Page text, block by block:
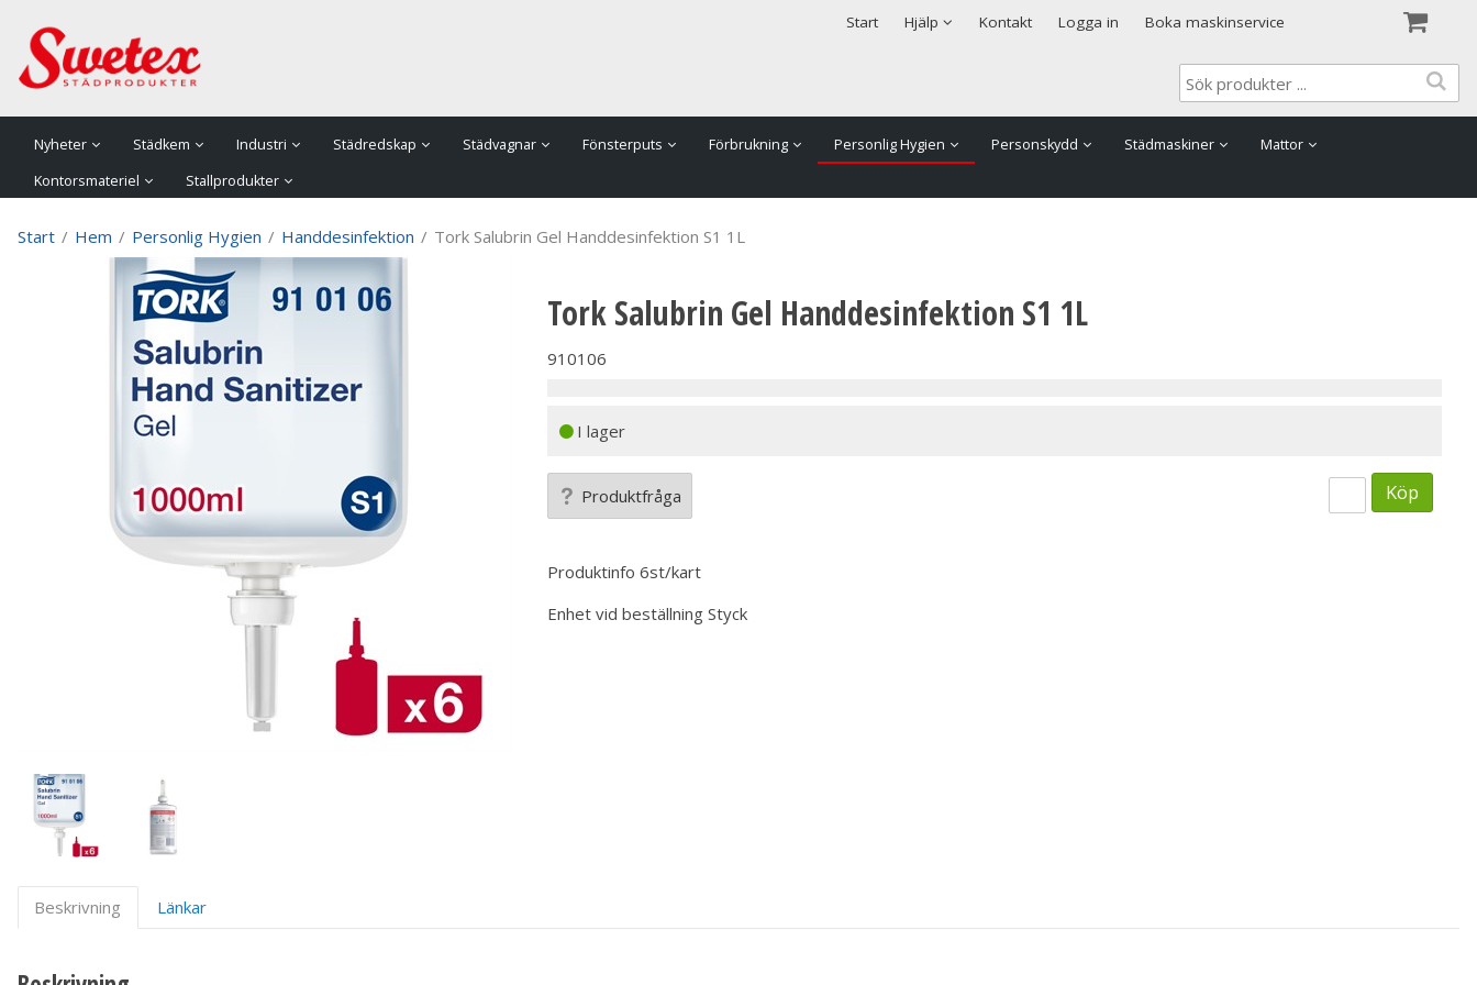
Start Hjälp
Säkerhet & Cookies Kontakt Logga in Boka maskinservice
Nyheter Städkem Industri Städredskap Städvagnar Fönsterputs Förbrukning Personlig Hygien Personskydd Städmaskiner
Mattor
Kontorsmateriel
Stallprodukter
Start / Hem / Personlig Hygien / Handdesinfektion / Tork Salubrin Gel Handdesinfektion S1 1L
Tork Salubrin Gel Handdesinfektion S1 1L
910106
I lager
Produktfråga Köp
Produktinfo 6st/kart
Enhet vid beställning Styck
Beskrivning Länkar